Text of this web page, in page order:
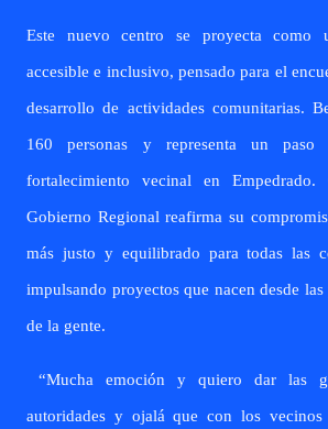
Este nuevo centro se proyecta como
accesible e inclusivo, pensado para el
desarrollo de actividades comunitarias.
160 personas y representa un paso
fortalecimiento vecinal en
Gobierno Regional reafirma su
más justo y equilibrado para todas las
impulsando proyectos que nacen desde las
de la gente.
“Mucha emoción y quiero dar las
autoridades y ojalá que con los vecinos